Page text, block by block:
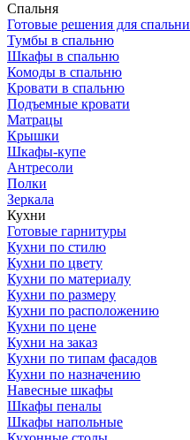
Спальня
Готовые решения для спальни
Тумбы в спальню
Шкафы в спальню
Комоды в спальню
Кровати в спальню
Подъемные кровати
Матрацы
Крышки
Шкафы-купе
Антресоли
Полки
Зеркала
Кухни
Готовые гарнитуры
Кухни по стилю
Кухни по цвету
Кухни по материалу
Кухни по размеру
Кухни по расположению
Кухни по цене
Кухни на заказ
Кухни по типам фасадов
Кухни по назначению
Навесные шкафы
Шкафы пеналы
Шкафы напольные